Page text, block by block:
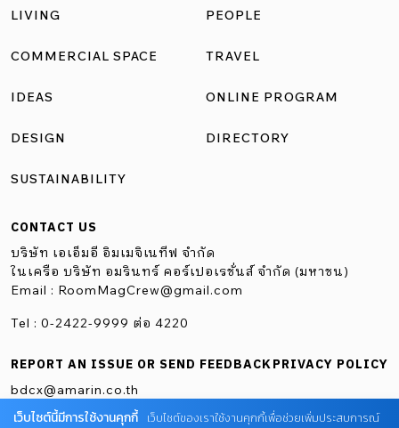
LIVING
COMMERCIAL SPACE
IDEAS
DESIGN
SUSTAINABILITY
PEOPLE
TRAVEL
ONLINE PROGRAM
DIRECTORY
CONTACT US
บริษัท เอเอ็มอี อิมเมจิเนทีฟ จำกัด
ในเครือ บริษัท อมรินทร์ คอร์เปอเรชั่นส์ จำกัด (มหาชน)
Email : RoomMagCrew@gmail.com
Tel : 0-2422-9999 ต่อ 4220
REPORT AN ISSUE OR SEND FEEDBACK
bdcx@amarin.co.th
PRIVACY POLICY
เว็บไซต์นี้มีการใช้งานคุกกี้ เว็บไซต์ของเราใช้งานคุกกี้เพื่อช่วยเพิ่มประสบการณ์